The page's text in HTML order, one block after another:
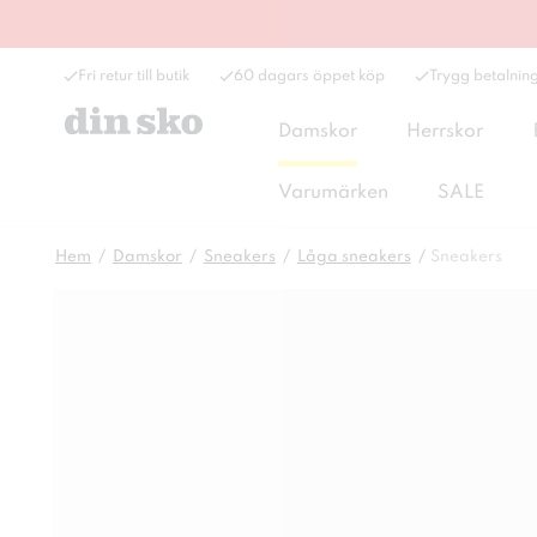
Fri retur till butik 60 dagars öppet köp Trygg betalning
Damskor Herrskor
Varumärken SALE
Hem Damskor Sneakers Låga sneakers Sneakers